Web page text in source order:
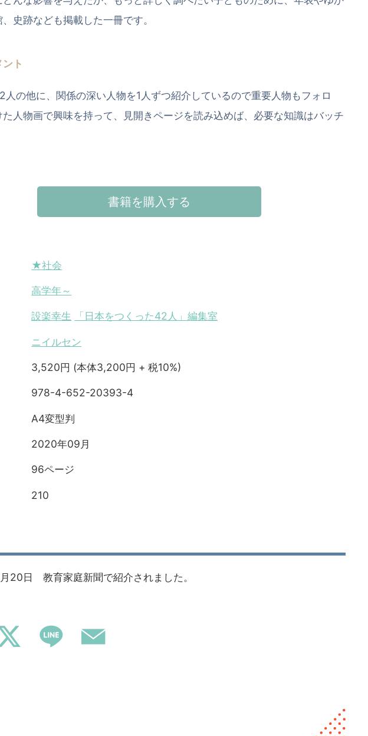
史跡なども掲載した一冊です。
ト
人の他に、関係の深い人物を1人ずつ紹介しているので重要人物もフォロ
た人物画で興味を持って、見開きページを読み込めば、必要な知識はバッチ
書籍を購入する
★社会
高学年～
設楽幸生 「日本をつくった42人」編集室
ニイルセン
3,520円 (本体3,200円 + 税10%)
978-4-652-20393-4
A4変型判
2020年09月
96ページ
210
20日 教育家庭新聞で紹介されました。